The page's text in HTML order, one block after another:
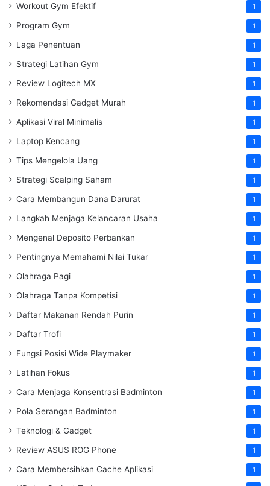
Workout Gym Efektif 1
Program Gym 1
Laga Penentuan 1
Strategi Latihan Gym 1
Review Logitech MX 1
Rekomendasi Gadget Murah 1
Aplikasi Viral Minimalis 1
Laptop Kencang 1
Tips Mengelola Uang 1
Strategi Scalping Saham 1
Cara Membangun Dana Darurat 1
Langkah Menjaga Kelancaran Usaha 1
Mengenal Deposito Perbankan 1
Pentingnya Memahami Nilai Tukar 1
Olahraga Pagi 1
Olahraga Tanpa Kompetisi 1
Daftar Makanan Rendah Purin 1
Daftar Trofi 1
Fungsi Posisi Wide Playmaker 1
Latihan Fokus 1
Cara Menjaga Konsentrasi Badminton 1
Pola Serangan Badminton 1
Teknologi & Gadget 1
Review ASUS ROG Phone 1
Cara Membersihkan Cache Aplikasi 1